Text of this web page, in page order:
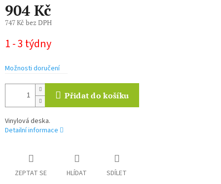
904 Kč
747 Kč bez DPH
cena:
1 - 3 týdny
Možnosti doručení
Přidat do košíku
Vinylová deska.
Detailní informace
ZEPTAT SE HLÍDAT SDÍLET